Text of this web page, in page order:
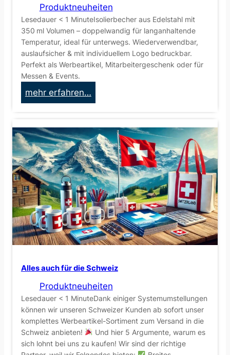
Produktneuheiten
Lesedauer < 1 MinuteIsolierbecher aus Edelstahl mit
350 ml Volumen – doppelwandig für langanhaltende
Temperatur, ideal für unterwegs. Wiederverwendbar,
auslaufsicher & mit individuellem Logo bedruckbar.
Perfekt als Werbeartikel, Mitarbeitergeschenk oder für
Messen & Events.
mehr erfahren…:
B
c
e
–
d
e
r
W
O
-
e
c
h
e
r
Alles auch für die Schweiz
Produktneuheiten
Lesedauer < 1 MinuteDank einiger Systemumstellungen
können wir unseren Schweizer Kunden ab sofort unser
komplettes Werbeartikel-Sortiment zum Versand in die
Schweiz anbieten!
Und hier 5 Argumente, warum es
sich lohnt bei uns zu kaufen! Wir sind der richtige